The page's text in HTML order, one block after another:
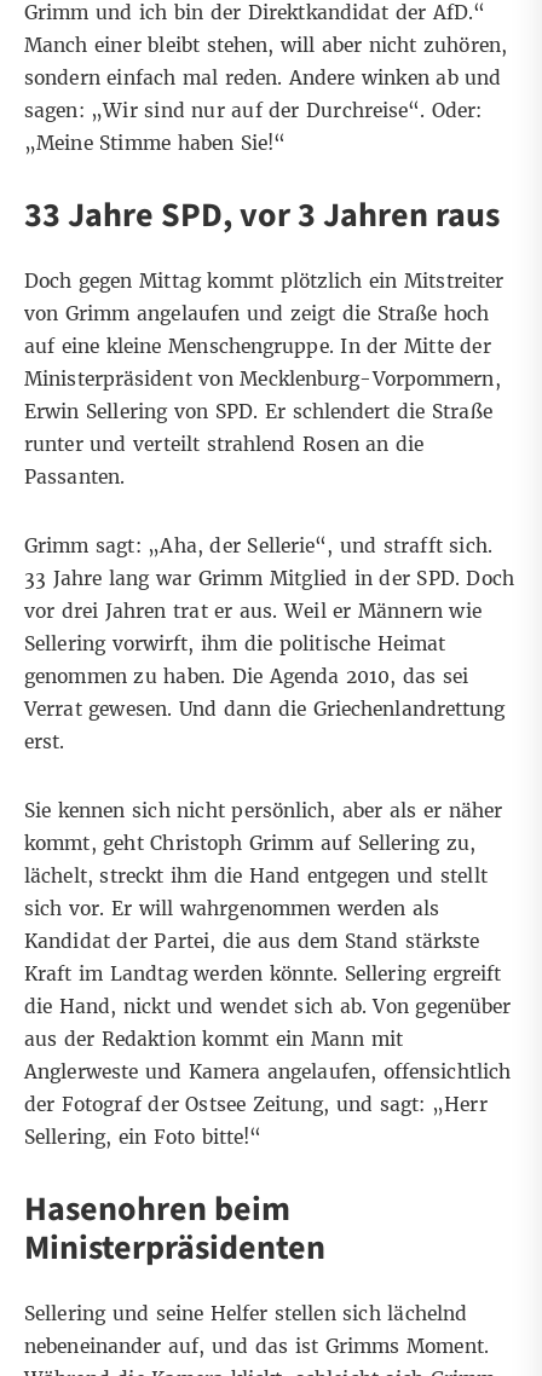
Grimm und ich bin der Direktkandidat der AfD.“
Manch einer bleibt stehen, will aber nicht zuhören,
sondern einfach mal reden. Andere winken ab und
sagen: „Wir sind nur auf der Durchreise“. Oder:
„Meine Stimme haben Sie!“
33 Jahre SPD, vor 3 Jahren raus
Doch gegen Mittag kommt plötzlich ein Mitstreiter
von Grimm angelaufen und zeigt die Straße hoch
auf eine kleine Menschengruppe. In der Mitte der
Ministerpräsident von Mecklenburg-Vorpommern,
Erwin Sellering von SPD. Er schlendert die Straße
runter und verteilt strahlend Rosen an die
Passanten.
Grimm sagt: „Aha, der Sellerie“, und strafft sich.
33 Jahre lang war Grimm Mitglied in der SPD. Doch
vor drei Jahren trat er aus. Weil er Männern wie
Sellering vorwirft, ihm die politische Heimat
genommen zu haben. Die Agenda 2010, das sei
Verrat gewesen. Und dann die Griechenlandrettung
erst.
Sie kennen sich nicht persönlich, aber als er näher
kommt, geht Christoph Grimm auf Sellering zu,
lächelt, streckt ihm die Hand entgegen und stellt
sich vor. Er will wahrgenommen werden als
Kandidat der Partei, die aus dem Stand stärkste
Kraft im Landtag werden könnte. Sellering ergreift
die Hand, nickt und wendet sich ab. Von gegenüber
aus der Redaktion kommt ein Mann mit
Anglerweste und Kamera angelaufen, offensichtlich
der Fotograf der Ostsee Zeitung, und sagt: „Herr
Sellering, ein Foto bitte!“
Hasenohren beim
Ministerpräsidenten
Sellering und seine Helfer stellen sich lächelnd
nebeneinander auf, und das ist Grimms Moment.